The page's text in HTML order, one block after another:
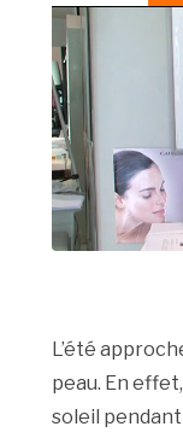
L’été
peau. En
soleil